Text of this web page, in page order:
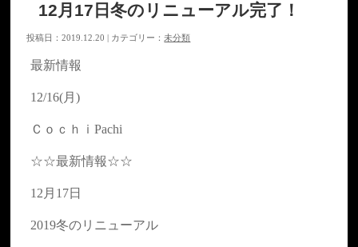
12月17日冬のリニューアル完了！
投稿日：2019.12.20 | カテゴリー：未分類
最新情報
12/16(月)
ＣｏｃｈｉPachi
☆☆最新情報☆☆
12月17日
2019冬のリニューアル